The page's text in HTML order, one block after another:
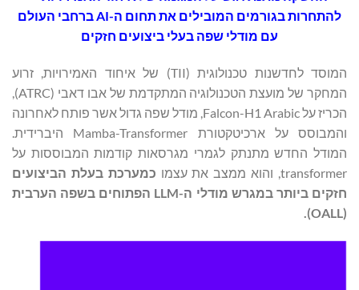
להתחרות בגורמים המובילים את תחום ה-AIברחבי העולם
עם מודלי שפה בעלי ביצועים חזקים
המוסד לחדשנות טכנולוגית (TII) של איחוד האמירויות, זרוע
המחקר של מועצת הטכנולוגיה המתקדמת של אבו דאבי (ATRC),
הכריז על Falcon-H1 Arabic, מודל שפה גדול אשר פותח לאחרונה
והמבוסס על ארכיטקטורת Mamba-Transformer היברידית.
המודל החדש מתנתק לגמרי מגרסאות קודמות המבוססות על
transformer, והוא ממצב את עצמו
כמערכת בעלת הביצועים
חזקים ביותר במגרש מודלי ה-LLM הפתוחים בשפה הערבית
(
OALL
).